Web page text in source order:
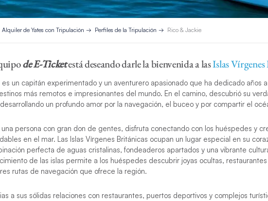
Alquiler de Yates con Tripulación Perfiles de la Tripulación Rico & Jackie
de E-Ticketestá deseando darle la bienvenida a lasIslas
es un capitán experimentado y un aventurero apasionado que ha dedicado años
más remotos e impresionantes del mundo. En el camino, descubrió su
un profundo amor por la navegación, el buceo y por compartir el
una persona con gran don de gentes, disfruta conectando con los huéspedes y
en el mar. Las Islas Vírgenes Británicas ocupan un lugar especial en su
perfecta de aguas cristalinas, fondeaderos apartados y una vibrante
de las islas permite a los huéspedes descubrir joyas ocultas,
rutas de navegación que ofrece la región.
a sus sólidas relaciones con restaurantes, puertos deportivos y complejos